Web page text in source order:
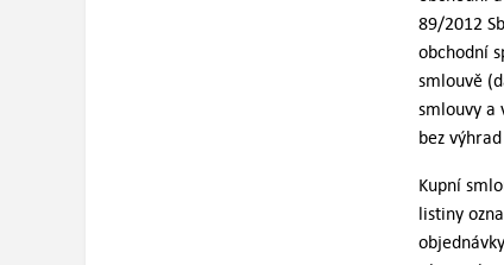
89/2012
obchodní
smlouvě
smlouvy a
bez
Kupní
listiny